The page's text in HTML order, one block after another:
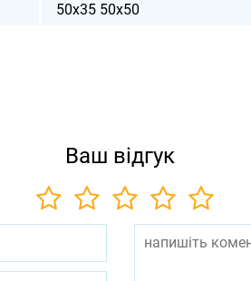
50х35 50х50
Ваш відгук